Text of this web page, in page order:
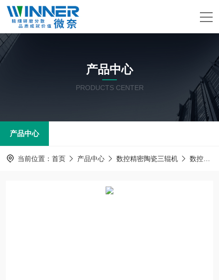
产品中心
PRODUCTS CENTER
产品中心
当前位置： 首页 产品中心 数控精密陶瓷三辊机 数控三辊机